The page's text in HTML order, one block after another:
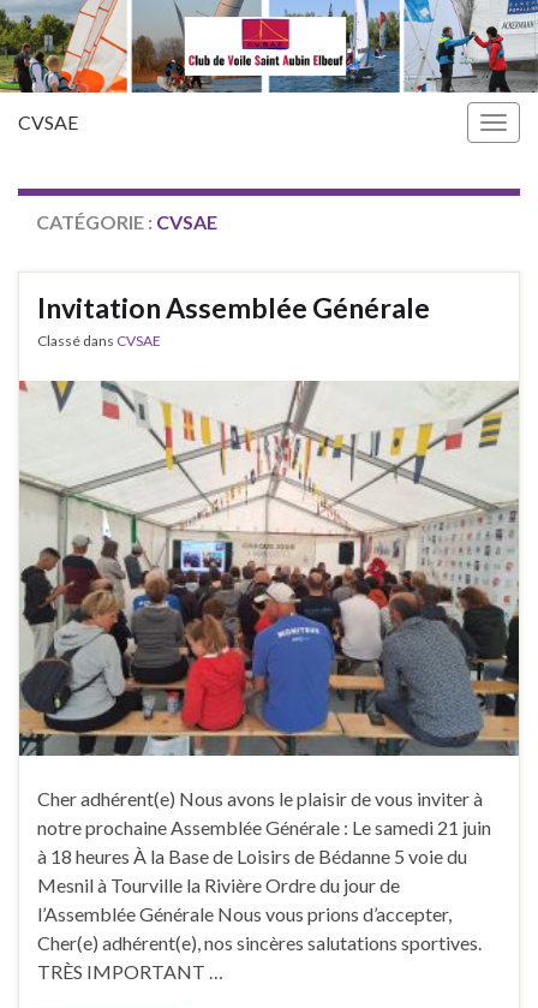
CVSAE
CATÉGORIE : CVSAE
Invitation Assemblée Générale
Classé dans CVSAE
Cher adhérent(e) Nous avons le plaisir de vous inviter à
notre prochaine Assemblée Générale : Le samedi 21 juin
à 18 heures À la Base de Loisirs de Bédanne 5 voie du
Mesnil à Tourville la Rivière Ordre du jour de
l’Assemblée Générale Nous vous prions d’accepter,
Cher(e) adhérent(e), nos sincères salutations sportives.
TRÈS IMPORTANT …